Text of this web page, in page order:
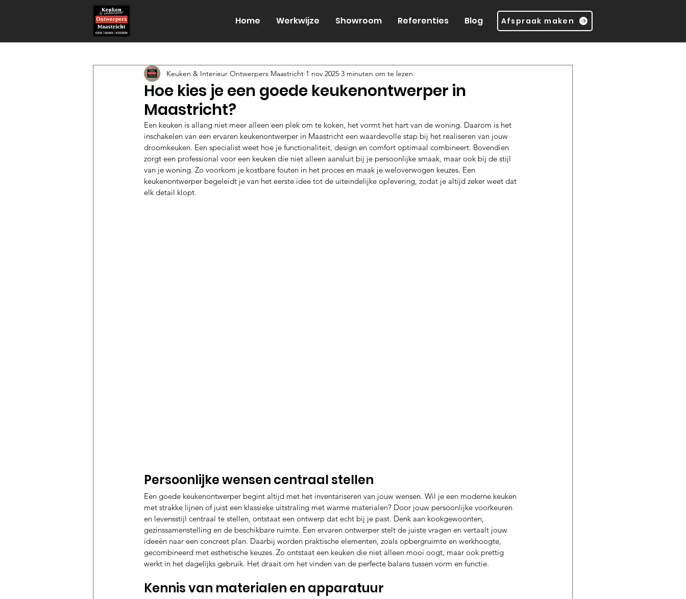
Home Werkwijze Showroom Referenties Blog Afspraak maken
Hoe kies je een goede keukenontwerper in
Maastricht?
Keuken & Interieur Ontwerpers Maastricht 1 nov 2025 3 minuten om te lezen
Een keuken is allang niet meer alleen een plek om te koken, het vormt het hart van de woning. Daarom is het
inschakelen van een ervaren keukenontwerper in Maastricht een waardevolle stap bij het realiseren van jouw
droomkeuken. Een specialist weet hoe je functionaliteit, design en comfort optimaal combineert. Bovendien
zorgt een professional voor een keuken die niet alleen aansluit bij je persoonlijke smaak, maar ook bij de stijl
van je woning. Zo voorkom je kostbare fouten in het proces en maak je weloverwogen keuzes. Een
keukenontwerper begeleidt je van het eerste idee tot de uiteindelijke oplevering, zodat je altijd zeker weet dat
elk detail klopt.
Persoonlijke wensen centraal stellen
Een goede keukenontwerper begint altijd met het inventariseren van jouw wensen. Wil je een moderne keuken
met strakke lijnen of juist een klassieke uitstraling met warme materialen? Door jouw persoonlijke voorkeuren
en levensstijl centraal te stellen, ontstaat een ontwerp dat echt bij je past. Denk aan kookgewoonten,
gezinssamenstelling en de beschikbare ruimte. Een ervaren ontwerper stelt de juiste vragen en vertaalt jouw
ideeën naar een concreet plan. Daarbij worden praktische elementen, zoals opbergruimte en werkhoogte,
gecombineerd met esthetische keuzes. Zo ontstaat een keuken die niet alleen mooi oogt, maar ook prettig
werkt in het dagelijks gebruik. Het draait om het vinden van de perfecte balans tussen vorm en functie.
Kennis van materialen en apparatuur